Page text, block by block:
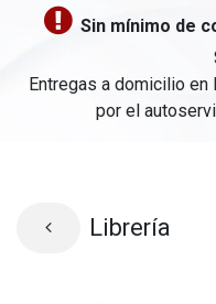
​ Sin mínimo de
Entregas a domicilio en
por el
Librería